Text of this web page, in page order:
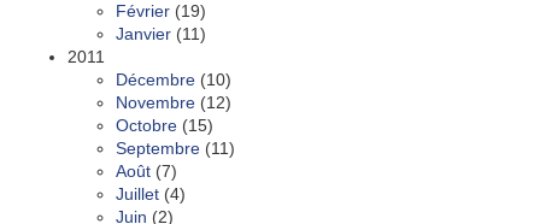
Février (19)
Janvier (11)
2011
Décembre (10)
Novembre (12)
Octobre (15)
Septembre (11)
Août (7)
Juillet (4)
Juin (2)